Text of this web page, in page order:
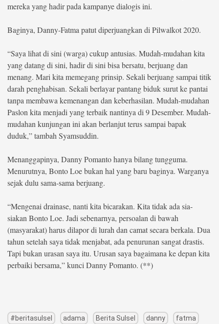
mereka yang hadir pada kampanye dialogis ini.
Baginya, Danny-Fatma patut diperjuangkan di Pilwalkot 2020.
“Saya lihat di sini (warga) cukup antusias. Mudah-mudahan kita
yang datang di sini, hadir di sini bisa bersatu, berjuang dan
menang. Mari kita memegang prinsip. Sekali berjuang sampai titik
darah penghabisan. Sekali berlayar pantang biduk surut ke pantai
tanpa membawa kemenangan dan keberhasilan. Mudah-mudahan
Paslon kita menjadi yang terbaik nantinya di 9 Desember. Mudah-
mudahan kunjungan ini akan berlanjut terus sampai bapak
duduk,” tambah Syamsuddin.
Menanggapinya, Danny Pomanto hanya bilang tungguma.
Menurutnya, Bonto Loe bukan hal yang baru baginya. Warganya
sejak dulu sama-sama berjuang.
“Mengenai drainase, nanti kita bicarakan. Kita tidak ada sia-
siakan Bonto Loe. Jadi sebenarnya, persoalan di bawah
(masyarakat) harus dilapor di lurah dan camat secara berkala. Dua
tahun setelah saya tidak menjabat, ada penurunan sangat drastis.
Tapi bukan urasan saya itu. Urusan saya bagaimana ke depan kita
perbaiki bersama,” kunci Danny Pomanto. (**)
#beritasulsel adama Berita Sulsel danny fatma